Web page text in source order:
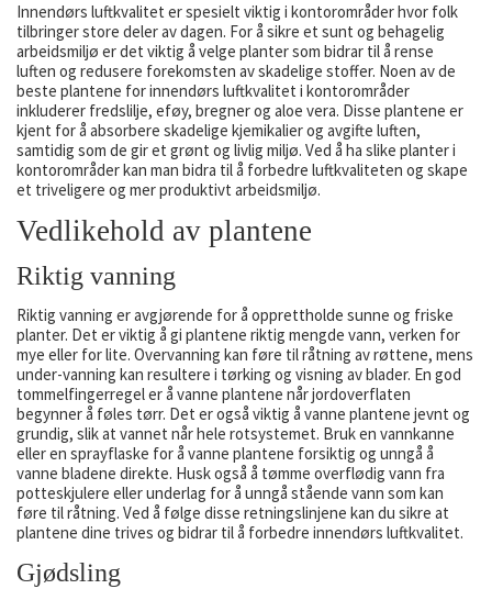
Innendørs luftkvalitet er spesielt viktig i kontorområder hvor folk
tilbringer store deler av dagen. For å sikre et sunt og behagelig
arbeidsmiljø er det viktig å velge planter som bidrar til å rense
luften og redusere forekomsten av skadelige stoffer. Noen av de
beste plantene for innendørs luftkvalitet i kontorområder
inkluderer fredslilje, eføy, bregner og aloe vera. Disse plantene er
kjent for å absorbere skadelige kjemikalier og avgifte luften,
samtidig som de gir et grønt og livlig miljø. Ved å ha slike planter i
kontorområder kan man bidra til å forbedre luftkvaliteten og skape
et triveligere og mer produktivt arbeidsmiljø.
Vedlikehold av plantene
Riktig vanning
Riktig vanning er avgjørende for å opprettholde sunne og friske
planter. Det er viktig å gi plantene riktig mengde vann, verken for
mye eller for lite. Overvanning kan føre til råtning av røttene, mens
under-vanning kan resultere i tørking og visning av blader. En god
tommelfingerregel er å vanne plantene når jordoverflaten
begynner å føles tørr. Det er også viktig å vanne plantene jevnt og
grundig, slik at vannet når hele rotsystemet. Bruk en vannkanne
eller en sprayflaske for å vanne plantene forsiktig og unngå å
vanne bladene direkte. Husk også å tømme overflødig vann fra
potteskjulere eller underlag for å unngå stående vann som kan
føre til råtning. Ved å følge disse retningslinjene kan du sikre at
plantene dine trives og bidrar til å forbedre innendørs luftkvalitet.
Gjødsling